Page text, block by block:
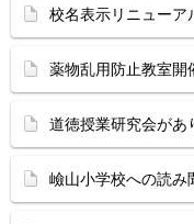
校名表示リニューア
薬物乱用防止教室開
道徳授業研究会があ
嶮山小学校への読